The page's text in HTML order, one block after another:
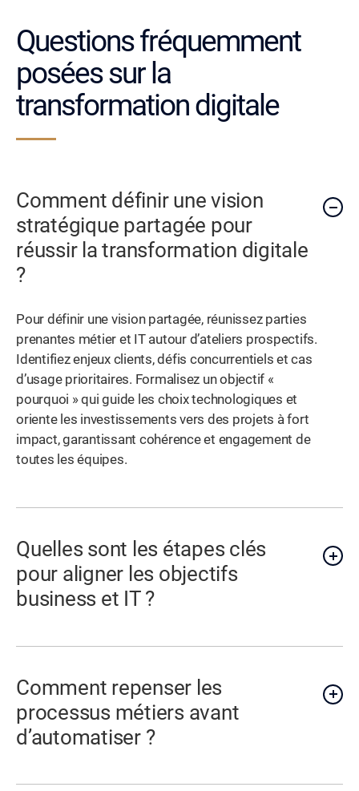
Questions fréquemment
posées sur la
transformation digitale
Comment définir une vision
stratégique partagée pour
réussir la transformation digitale
?
Pour définir une vision partagée, réunissez parties
prenantes métier et IT autour d’ateliers prospectifs.
Identifiez enjeux clients, défis concurrentiels et cas
d’usage prioritaires. Formalisez un objectif «
pourquoi » qui guide les choix technologiques et
oriente les investissements vers des projets à fort
impact, garantissant cohérence et engagement de
toutes les équipes.
Quelles sont les étapes clés
pour aligner les objectifs
business et IT ?
Comment repenser les
processus métiers avant
d’automatiser ?